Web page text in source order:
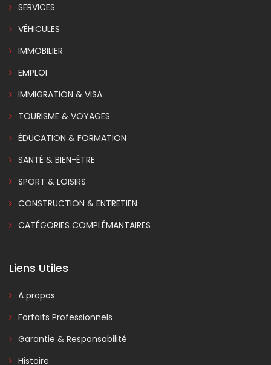
SERVICES
VÉHICULES
IMMOBILIER
EMPLOI
IMMIGRATION & VISA
TOURISME & VOYAGES
ÉDUCATION & FORMATION
SANTÉ & BIEN-ÊTRE
SPORT & LOISIRS
CONSTRUCTION & ENTRETIEN
CATÉGORIES COMPLÉMANTAIRES
Liens Utiles
A propos
Forfaits Professionnels
Garantie & Responsabilité
Histoire